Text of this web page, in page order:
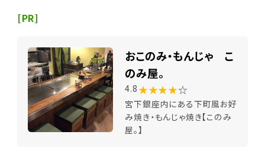
[PR]
おこのみ・もんじゃ こ
のみ屋。
4.8 ★★★★☆
宮下銀座内にある下町風お好
み焼き・もんじゃ焼き【このみ
屋。】